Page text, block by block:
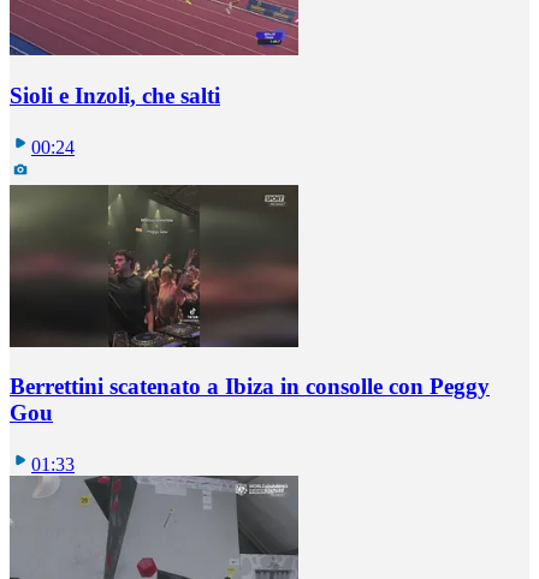
Sioli e Inzoli, che salti
00:24
Berrettini scatenato a Ibiza in consolle con Peggy
Gou
01:33